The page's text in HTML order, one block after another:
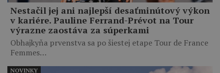
Nestačil jej ani najlepší desaťminútový výkon
v kariére. Pauline Ferrand-Prévot na Tour
výrazne zaostáva za súperkami
Obhajkyňa prvenstva sa po šiestej etape Tour de France
Femmes…
NOVINKY